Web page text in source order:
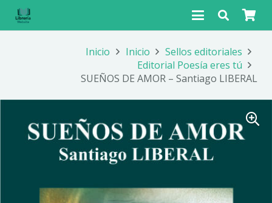
Inicio Inicio
Sellos editoriales
Editorial Poesía eres tú
SUEÑOS DE AMOR – Santiago LIBERAL